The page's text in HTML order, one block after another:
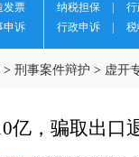
发票
申诉
纳税担保
行
行政申诉
税
> 刑事案件辩护 > 虚开
亿，骗取出口